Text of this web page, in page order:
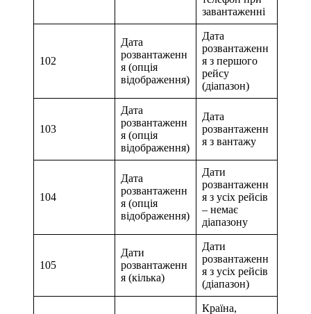
завантаженні
102
Дата
розвантаженн
я (опція
відображення)
Дата
розвантаженн
я з першого
рейсу
(діапазон)
103
Дата
розвантаженн
я (опція
відображення)
Дата
розвантаженн
я з вантажу
104
Дата
розвантаженн
я (опція
відображення)
Дати
розвантаженн
я з усіх рейсів
– немає
діапазону
105
Дати
розвантаженн
я (кілька)
Дати
розвантаженн
я з усіх рейсів
(діапазон)
Країна,